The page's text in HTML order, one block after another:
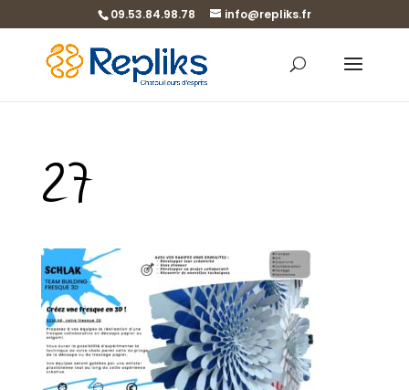
09.53.84.98.78 info@repliks.fr
27